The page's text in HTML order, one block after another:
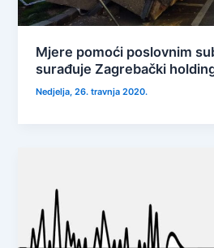
Mjere pomoći poslovnim
surađuje Zagrebački
Nedjelja, 26. travnja 2020.